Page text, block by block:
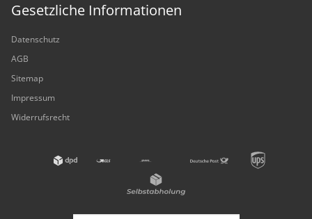
Gesetzliche Informationen
Datenschutz
AGB
Sitemap
Impressum
Widerrufsrecht